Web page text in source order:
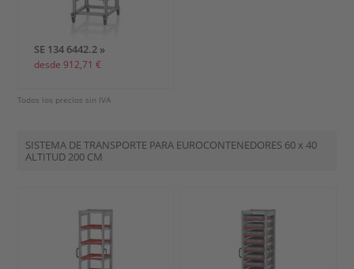
SE 134 6442.2 »
desde 912,71 €
Todos los precios sin IVA
SISTEMA DE TRANSPORTE PARA EUROCONTENEDORES 60 x 40
ALTITUD 200 CM